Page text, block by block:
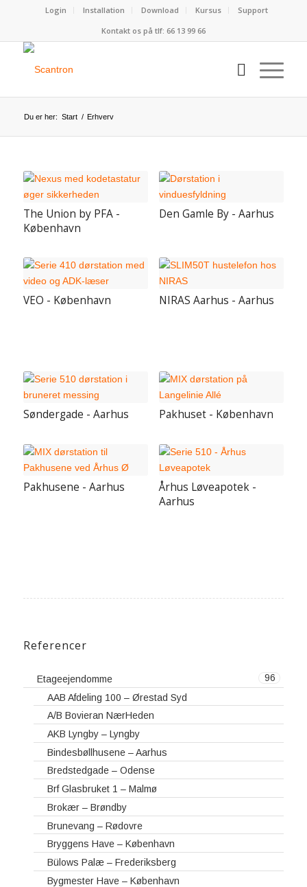
Login Installation Download Kursus
Support
Kontakt os på tlf: 66 13 99 66
Du er her: Start / Erhverv
The Union by PFA -
København
Den Gamle By - Aarhus
VEO - København NIRAS Aarhus - Aarhus
Søndergade - Aarhus Pakhuset - København
Pakhusene - Aarhus
Århus Løveapotek -
Aarhus
Referencer
96
Etageejendomme
AAB Afdeling 100 – Ørestad Syd
A/B Bovieran NærHeden
AKB Lyngby – Lyngby
Bindesbøllhusene – Aarhus
Bredstedgade – Odense
Brf Glasbruket 1 – Malmø
Brokær – Brøndby
Brunevang – Rødovre
Bryggens Have – København
Bülows Palæ – Frederiksberg
Bygmester Have – København